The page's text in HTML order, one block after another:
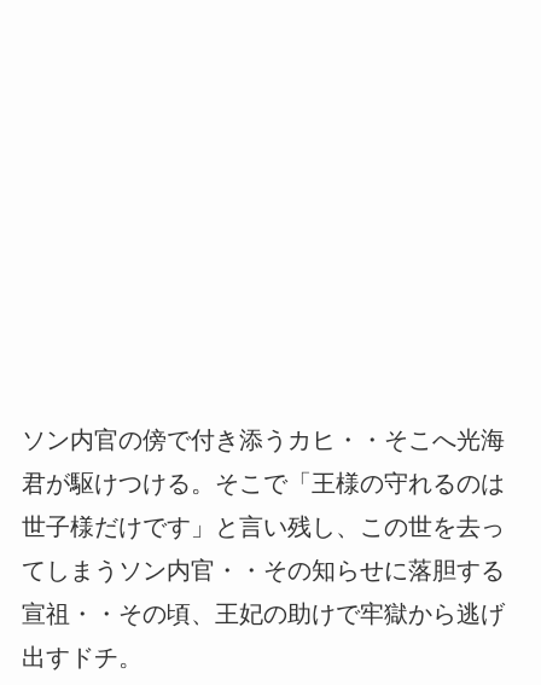
ソン内官の傍で付き添うカヒ・・そこへ光海
君が駆けつける。そこで「王様の守れるのは
世子様だけです」と言い残し、この世を去っ
てしまうソン内官・・その知らせに落胆する
宣祖・・その頃、王妃の助けで牢獄から逃げ
出すドチ。